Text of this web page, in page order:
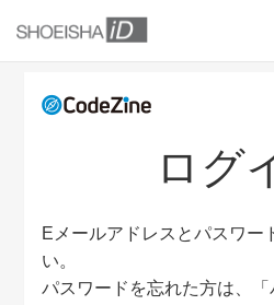
ログ
Eメールアドレスとパスワー
い。
パスワードを忘れた方は、